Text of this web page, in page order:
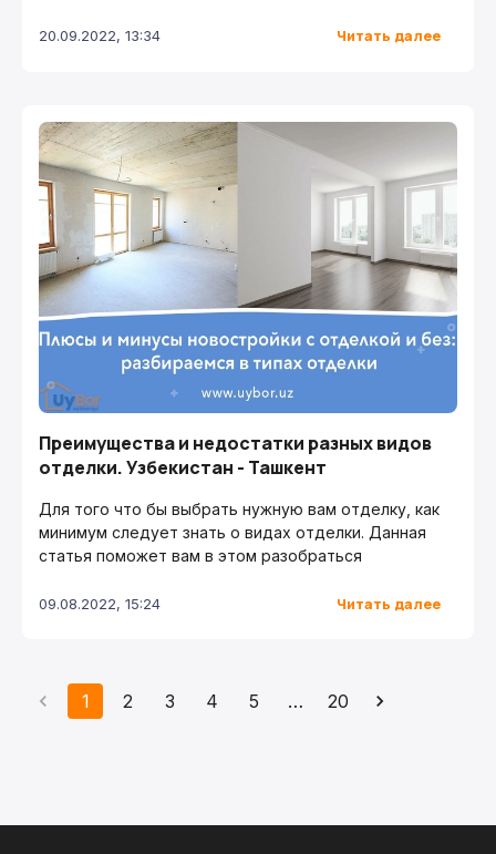
20.09.2022, 13:34 Читать далее
Преимущества и недостатки разных видов
отделки. Узбекистан - Ташкент
Для того что бы выбрать нужную вам отделку, как
минимум следует знать о видах отделки. Данная
статья поможет вам в этом разобраться
09.08.2022, 15:24 Читать далее
1 2 3 4 5 … 20